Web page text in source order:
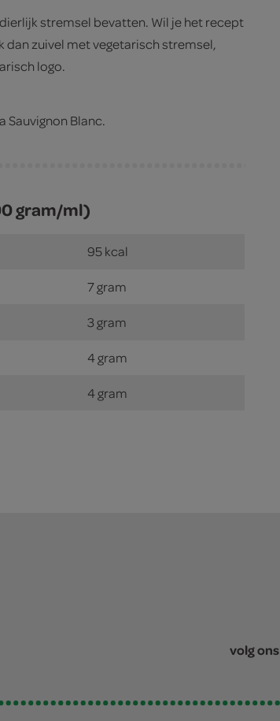
stremsel bevatten. Wil je het recept
dan zuivel met vegetarisch stremsel,
logo.
Sauvignon Blanc.
gram/ml)
95 kcal
7 gram
3 gram
4 gram
4 gram
volg ons